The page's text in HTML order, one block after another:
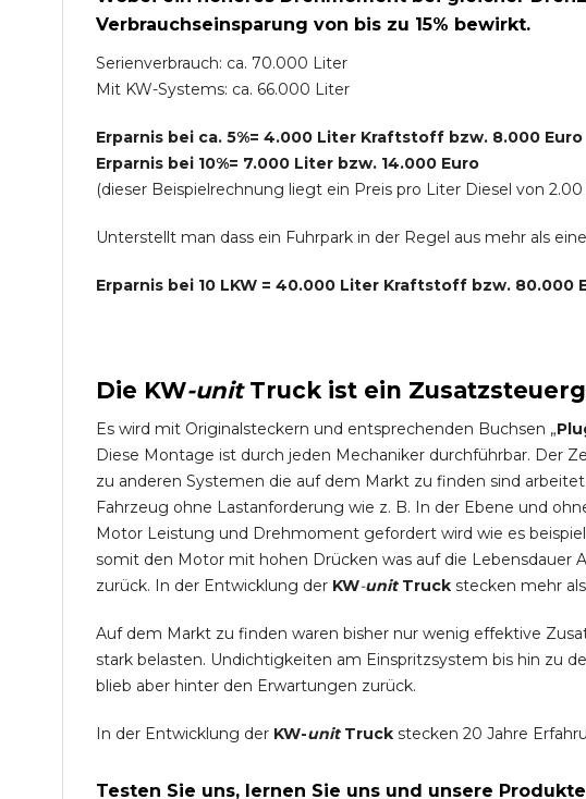
Verbrauchseinsparung von bis zu 15% bewirkt.
Serienverbrauch: ca. 70.000 Liter
Mit KW-Systems: ca. 66.000 Liter
Erparnis bei ca. 5%= 4.000 Liter Kraftstoff bzw. 8.000 Euro
Erparnis bei 10%= 7.000 Liter bzw. 14.000 Euro
(dieser Beispielrechnung liegt ein Preis pro Liter Diesel von
Unterstellt man dass ein Fuhrpark in der Regel aus mehr als
Erparnis bei 10 LKW = 40.000 Liter Kraftstoff bzw. 80.000
Die KW-unit Truckist ein
Es wird mit Originalsteckern und entsprechenden Buchsen „
Diese Montage ist durch jeden Mechaniker durchführbar. Der
zu anderen Systemen die auf dem Markt zu finden sind
Fahrzeug ohne Lastanforderung wie z. B. In der Ebene und
Motor Leistung und Drehmoment gefordert wird wie es
somit den Motor mit hohen Drücken was auf die Lebensdauer
zurück. In der Entwicklung der KW-unit Truck stecken mehr
Auf dem Markt zu finden waren bisher nur wenig effektive
stark belasten. Undichtigkeiten am Einspritzsystem bis hin zu
blieb aber hinter den Erwartungen zurück.
In der Entwicklung der KW-unitTruck stecken 20 Jahre
Testen Sie uns, lernen Sie uns und unsere